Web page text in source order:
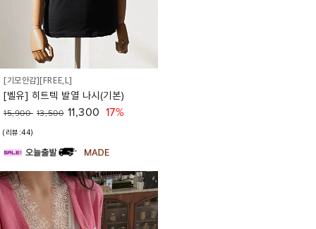
[기모안감][FREE,L]
[벨유] 히트텍 발열 나시(기본)
15,900 13,500 11,300 17%
(리뷰:44)